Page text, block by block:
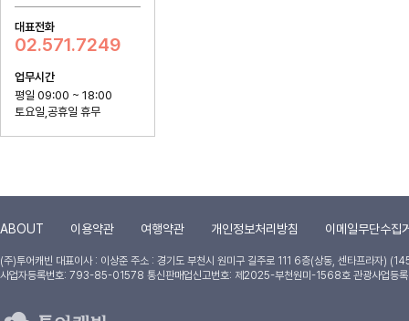
대표전화
02.571.7249
업무시간
평일 09:00 ~ 18:00
토요일,공휴일 휴무
ABOUT 이용약관 여행약관 개인정보처리방침 이메일무단수집
(주)투어캐빈 대표이사 : 이상준 주소 : 경기도 부천시 원미구 길주로 111 6층(상동, 센타프라자)
사업자등록번호: 793-85-01578 통신판매업신고번호: 제2025-부천원미-1568호 관광사업등